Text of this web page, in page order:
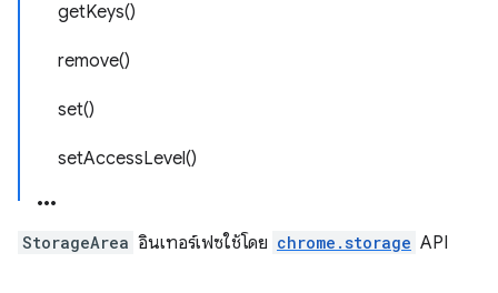
getKeys()
remove()
set()
setAccessLevel()
StorageArea อินเทอร์เฟซใช้โดย chrome.storage API